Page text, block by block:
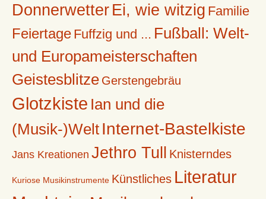
Donnerwetter Ei, wie witzig Familie
Feiertage Fuffzig und ... Fußball: Welt-
und Europameisterschaften
Geistesblitze Gerstengebräu
Glotzkiste Ian und die
(Musik-)Welt Internet-Bastelkiste
Jans Kreationen Jethro Tull Knisterndes
Kuriose Musikinstrumente Künstliches Literatur